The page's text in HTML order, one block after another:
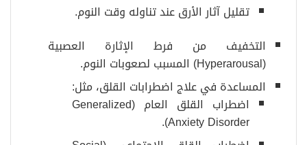
تقليل آثار الأرق عند تناوله وقت النوم.
التخفيف من فرط الإثارة العصبية
(Hyperarousal) المسبب لصعوبات النوم.
المساعدة في علاج اضطرابات القلق، مثل:
اضطراب القلق العام (Generalized
Anxiety Disorder).